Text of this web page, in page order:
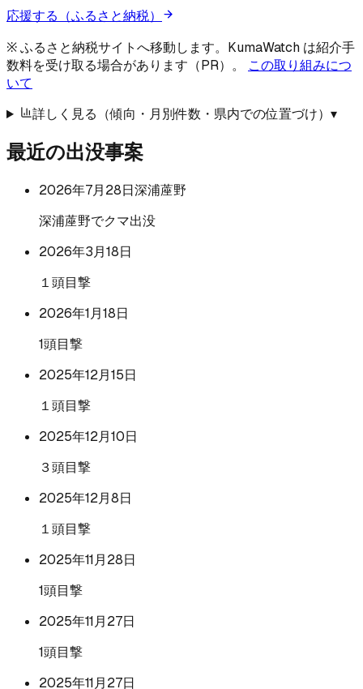
応援する（ふるさと納税）
※ ふるさと納税サイトへ移動します。KumaWatch は紹介手
数料を受け取る場合があります（PR）。
この取り組みにつ
いて
詳しく見る（傾向・月別件数・県内での位置づけ） ▾
最近の出没事案
2026年7月28日深浦蓙野
深浦蓙野でクマ出没
2026年3月18日
１頭目撃
2026年1月18日
1頭目撃
2025年12月15日
１頭目撃
2025年12月10日
３頭目撃
2025年12月8日
１頭目撃
2025年11月28日
1頭目撃
2025年11月27日
1頭目撃
2025年11月27日